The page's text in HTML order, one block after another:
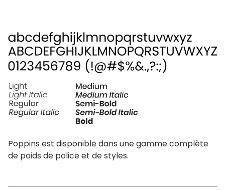
Poppins est disponible dans une gamme complète
de poids de police et de styles.